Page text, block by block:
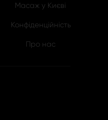
Масаж у Києві
Конфіденційність
Про нас